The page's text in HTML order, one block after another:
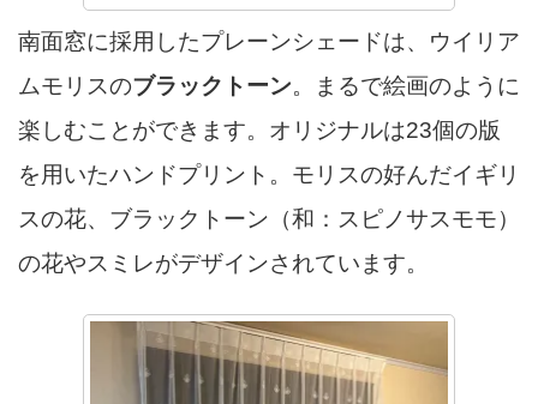
南面窓に採用したプレーンシェードは、ウイリア
ムモリスのブラックトーン。まるで絵画のように
楽しむことができます。オリジナルは23個の版
を用いたハンドプリント。モリスの好んだイギリ
スの花、ブラックトーン（和：スピノサスモモ）
の花やスミレがデザインされています。